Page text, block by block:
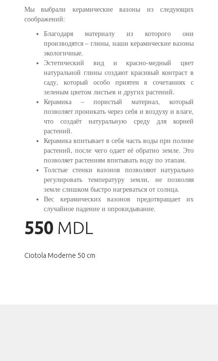
Мы выбрали керамические вазоны из следующих
соображений:
Благодаря материалу из которого они
производятся – глины, наши керамические вазоны
экологичные.
Эстетический вид и красно-медный цвет
натуральной глины создают красивый контраст в
саду, который особо приятен в сочетаниях с
зеленым цветом листьев и других растений.
Керамика – пористый материал, который
позволяет проникать через себя и воздуху и влаге,
что создаёт натуральную среду для корней
растений.
Керамика впитывает в себя часть воды при поливе
растений, после чего одает её обратно земле. Это
позволяет растениям впитывать воду по этапам.
Толстые стенки вазонов позволяют натурально
регулировать температуру земли, не позволяя
земле слишком быстро нагреваться от солнца.
Вес керамических вазонов предотвращает их
случайное падение и опрокидывание.
550 MDL
Ciotola Moderne 50 cm